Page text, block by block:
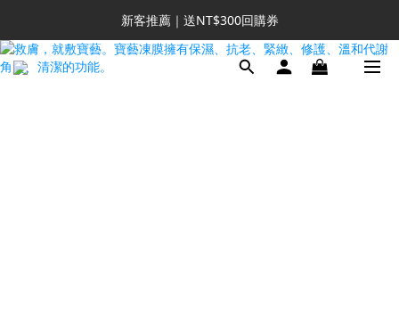
新客推薦｜送NT$300回購券
新客推薦｜送NT$300回購券
升VIP首推｜買4送6起